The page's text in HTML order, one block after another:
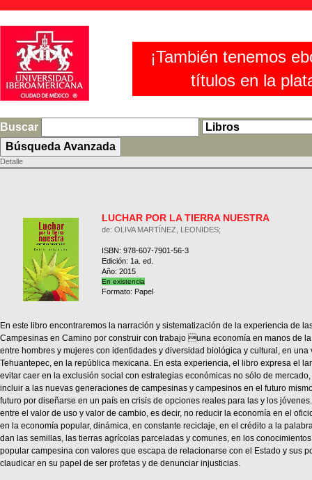
¡También tenemos
títulos en la
Buscar
Detalle
LUCHAR POR LA TIERRA NUESTRA
de: OLIVA MARTÍNEZ, LEONIDES;
ISBN: 978-607-7901-56-3
Edición: 1a. ed.
Año: 2015
En existencia
Formato: Papel
En este libro encontraremos la narración y sistematización de la experiencia de
Campesinas en Camino por construir con trabajo una economía en manos de
entre hombres y mujeres con identidades y diversidad biológica y cultural, en una
Tehuantepec, en la república mexicana. En esta experiencia, el libro expresa el
evitar caer en la exclusión social con estrategias económicas no sólo de
incluir a las nuevas generaciones de campesinas y campesinos en el futuro
futuro por diseñarse en un país en crisis de opciones reales para las y los
entre el valor de uso y valor de cambio, es decir, no reducir la economía en el
en la economía popular, dinámica, en constante reciclaje, en el crédito a la
dan las semillas, las tierras agrícolas parceladas y comunes, en los
popular campesina con valores que escapa de relacionarse con el Estado y sus
claudicar en su papel de ser profetas y de denunciar injusticias.